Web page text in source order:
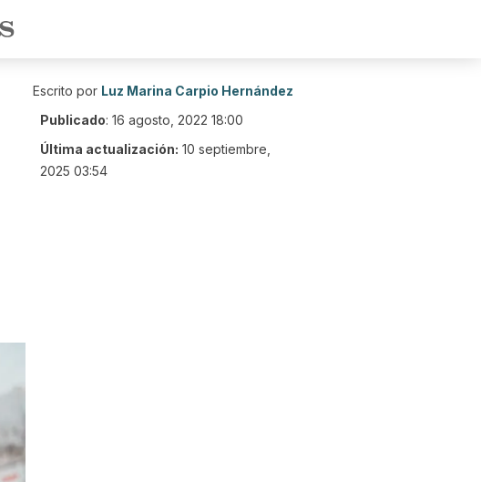
Escrito por Luz Marina Carpio Hernández
Publicado: 16 agosto, 2022 18:00
Última actualización: 10 septiembre,
2025 03:54